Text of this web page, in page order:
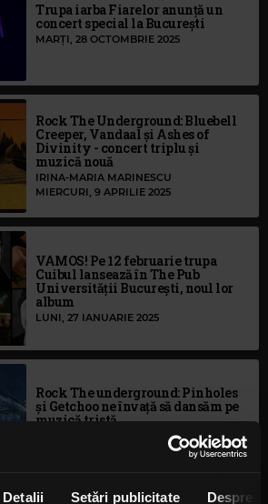
Detalii Setări publicitate Despre
Trupa iarba Fiarelor anunță un
concert special la București
MARȚI, 28 OCTOMBRIE 2025
Rock The Underground: Bluebell
Creeper, Vandaal și Ashes of
Divinity - concert triplu și
muzică nouă
IRINA-MARIA MARINESCU
MIERCURI, 9 APRILIE 2025
VAMOS! Pe 12 februarie trupa
Cuibul lansează în The Pub
Universității București, noul lor
album
LUNI, 27 IANUARIE 2025
Rock The underground: Pinholes
și Getchoo ne învață să dansăm pe
muzică tristă
IRINA-MARIA MARINESCU